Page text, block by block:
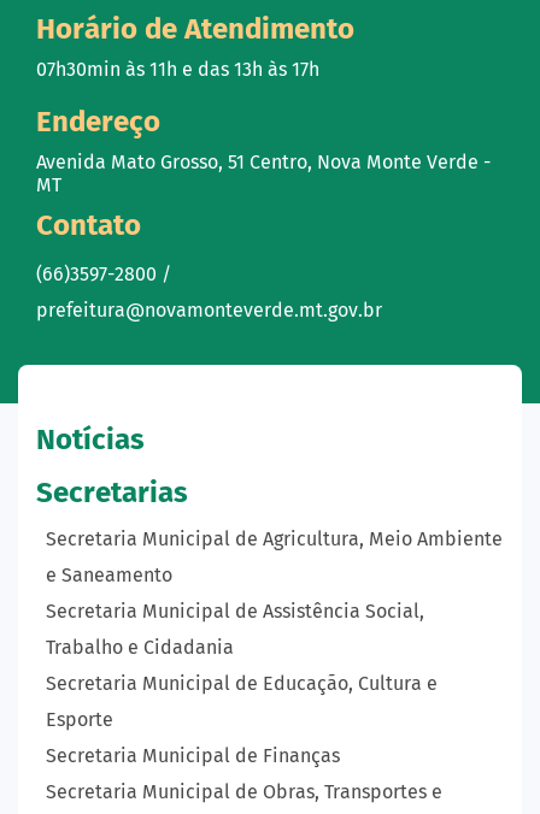
Horário de Atendimento
07h30min às 11h e das 13h às 17h
Endereço
Avenida Mato Grosso, 51 Centro, Nova Monte Verde -
MT
Contato
(66)3597-2800 /
prefeitura@novamonteverde.mt.gov.br
Notícias
Secretarias
Secretaria Municipal de Agricultura, Meio Ambiente
e Saneamento
Secretaria Municipal de Assistência Social,
Trabalho e Cidadania
Secretaria Municipal de Educação, Cultura e
Esporte
Secretaria Municipal de Finanças
Secretaria Municipal de Obras, Transportes e